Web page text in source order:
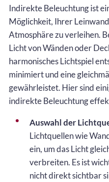
Indirekte Beleuchtung ist
Möglichkeit, Ihrer
Atmosphäre zu verleihen.
Licht von Wänden oder
harmonisches Lichtspiel
minimiert und eine
gewährleistet. Hier sind
indirekte Beleuchtung
Auswahl der
Lichtquellen wie
ein, um das Licht
verbreiten. Es ist
nicht direkt sichtbar